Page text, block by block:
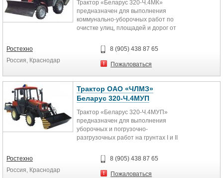
Трактор «Беларус 320-Ч.4МК»
предназначен для выполнения
коммунально-уборочных работ по
очистке улиц, площадей и дорог от
Ростехно
Россия, Краснодар
8 (905) 438 87 65
Пожаловаться
Трактор ОАО «ЧЛМЗ»
Беларус 320-Ч.4МУП
Трактор «Беларус 320-Ч.4МУП»
предназначен для выполнения
уборочных и погрузочно-
разгрузочных работ на грунтах I и II
Ростехно
Россия, Краснодар
8 (905) 438 87 65
Пожаловаться